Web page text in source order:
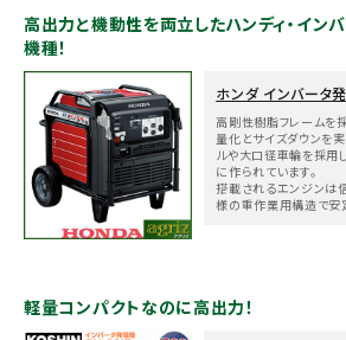
利用ガイド
info@agriz.net
高出力と機動性を両立したハンディ・イン
機種！
ホンダ インバータ
高剛性樹脂フレームを
量化とサイズダウンを
ルや大口径車輪を採用
に作られています。
搭載されるエンジンは
様の重作業用構造で安
軽量コンパクトなのに高出力！